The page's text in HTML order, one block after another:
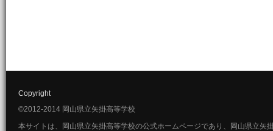
Copyright
©2012-2014 岡山県立矢掛高等学校
本サイトは、岡山県立矢掛高等学校の公式ホームページであり、岡山県立矢